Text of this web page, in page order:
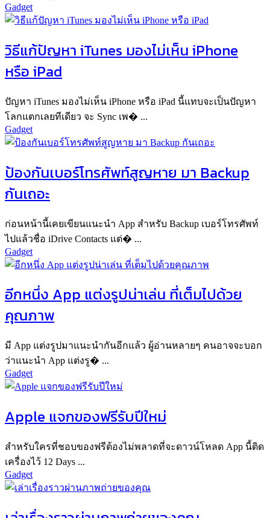
Gadget
วิธีแก้ปัญหา iTunes มองไม่เห็น iPhone
หรือ iPad
ปัญหา iTunes มองไม่เห็น iPhone หรือ iPad นี้แทบจะเป็นปัญหา
โลกแตกเลยทีเดียว จะ Sync เพ� ...
Gadget
ป้องกันเบอร์โทรศัพท์สูญหาย มา Backup
กันเถอะ
ก่อนหน้านี้เคยเขียนแนะนำ App สำหรับ Backup เบอร์โทรศัพท์
ไปแล้วชื่อ iDrive Contacts แต่� ...
Gadget
อีกหนึ่ง App แต่งรูปน่าเล่น ที่เต็มไปด้วย
คุณภาพ
มี App แต่งรูปมาแนะนำกันอีกแล้ว ผู้อ่านหลายๆ คนอาจจะบอก
ว่าแนะนำ App แต่งรู� ...
Gadget
Apple แจกของฟรีรับปีใหม่
สำหรับใครที่ชอบของฟรีต้องไม่พลาดที่จะดาวน์โหลด App นี้ติด
เครื่องไว้ 12 Days ...
Gadget